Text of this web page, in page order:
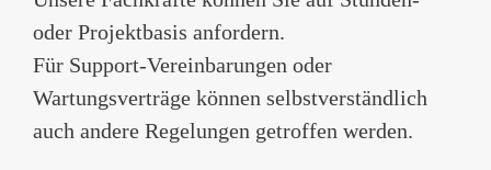
oder Projektbasis anfordern.
Für Support-Vereinbarungen oder
Wartungsverträge können selbstverständlich
auch andere Regelungen getroffen werden.